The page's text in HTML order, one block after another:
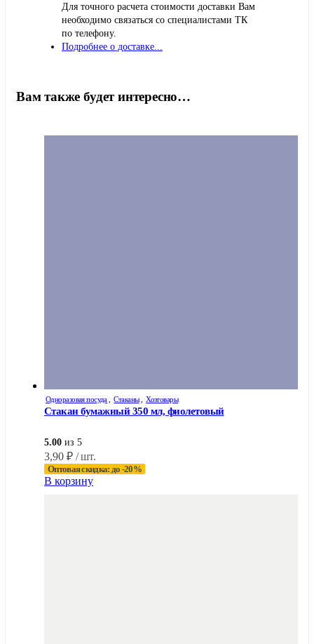
Для точного расчета стоимости доставки Вам
необходимо связаться со специалистами ТК
по телефону.
Подробнее о доставке...
Вам также будет интересно…
Одноразовая посуда Стаканы Хозтовары
Стакан бумажный 350 мл, фиолетовый
5.00 из 5
3,90 ₽ / шт.
Оптовая скидка: до -20%
В корзину